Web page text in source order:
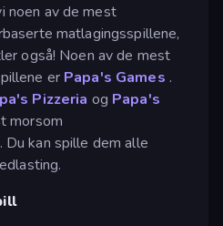
noen av de mest
matlagingsspillene,
også! Noen av de mest
er Papa's Games .
Pizzeria og Papa's
morsom
kan spille dem alle